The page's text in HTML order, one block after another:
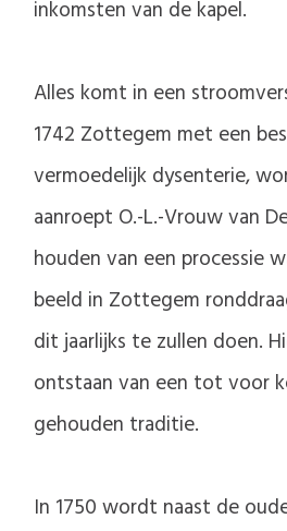
inkomsten van de kapel.
Alles komt in een
1742 Zottegem met een
vermoedelijk dysenterie,
aanroept O.-L.-Vrouw van
houden van een processie
beeld in Zottegem
dit jaarlijks te zullen doen.
ontstaan van een tot voor
gehouden traditie.
In 1750 wordt naast de